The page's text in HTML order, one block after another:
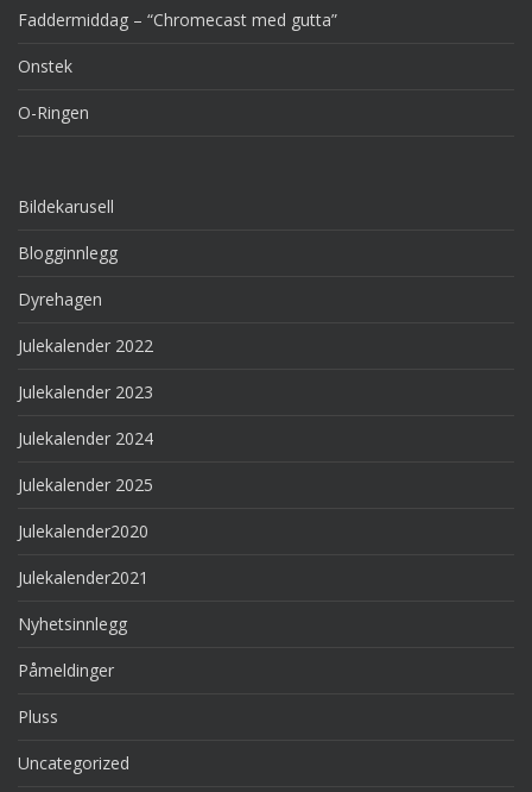
Faddermiddag – “Chromecast med gutta”
Onstek
O-Ringen
Bildekarusell
Blogginnlegg
Dyrehagen
Julekalender 2022
Julekalender 2023
Julekalender 2024
Julekalender 2025
Julekalender2020
Julekalender2021
Nyhetsinnlegg
Påmeldinger
Pluss
Uncategorized